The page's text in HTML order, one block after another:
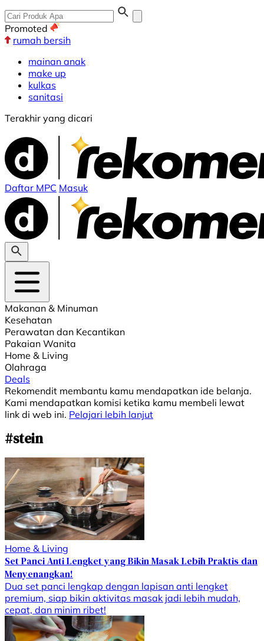
Promoted
rumah bersih
mainan anak
make up
kulkas
sanitasi
Terakhir yang dicari
Daftar MPC Masuk
Makanan & Minuman
Kesehatan
Perawatan dan Kecantikan
Pakaian Wanita
Home & Living
Olahraga
Deals
Rekomendit membantu kamu mendapatkan ide belanja.
Kami mendapatkan komisi ketika kamu membeli lewat
link di web ini. Pelajari lebih lanjut
#stein
Home & Living
Set Panci Anti Lengket yang Bikin Masak Lebih Praktis dan
Menyenangkan!
Dua set panci lengkap dengan lapisan anti lengket
premium, siap bikin aktivitas masak jadi lebih mudah,
cepat, dan minim ribet!